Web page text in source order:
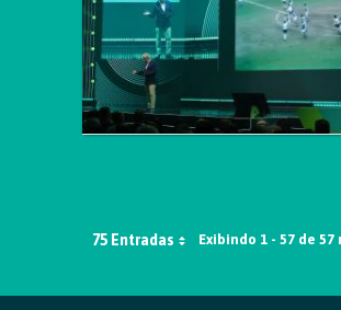
75 Entradas Exibindo 1 - 57 de